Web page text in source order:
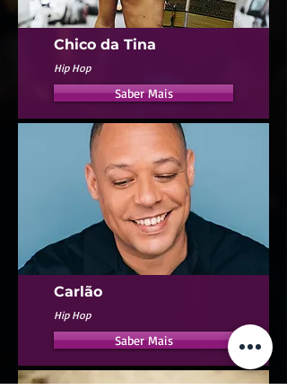
Chico da Tina
Hip Hop
Saber Mais
Carlão
Hip Hop
Saber Mais